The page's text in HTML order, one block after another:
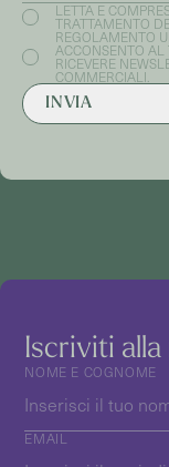
LETTA E
TRATTAMENTO
REGOLAMENTO
ACCONSENTO AL
RICEVERE
COMMERCIALI.
INVIA
Iscriviti
NOME E COGNOME
EMAIL